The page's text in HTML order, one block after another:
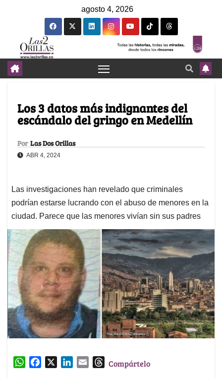
agosto 4, 2026
Los 3 datos más indignantes del
escándalo del gringo en Medellín
Por Las Dos Orillas
ABR 4, 2024
Las investigaciones han revelado que criminales
podrían estarse lucrando con el abuso de menores en la
ciudad. Parece que las menores vivían sin sus padres
W
TCompártelo